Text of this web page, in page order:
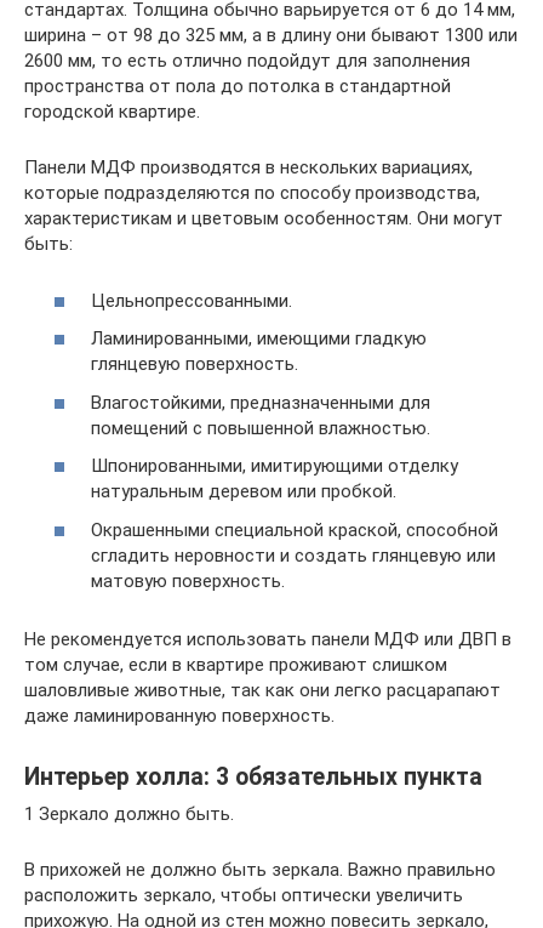
стандартах. Толщина обычно варьируется от 6 до 14 мм,
ширина – от 98 до 325 мм, а в длину они бывают 1300 или
2600 мм, то есть отлично подойдут для заполнения
пространства от пола до потолка в стандартной
городской квартире.
Панели МДФ производятся в нескольких вариациях,
которые подразделяются по способу производства,
характеристикам и цветовым особенностям. Они могут
быть:
Цельнопрессованными.
Ламинированными, имеющими гладкую
глянцевую поверхность.
Влагостойкими, предназначенными для
помещений с повышенной влажностью.
Шпонированными, имитирующими отделку
натуральным деревом или пробкой.
Окрашенными специальной краской, способной
сгладить неровности и создать глянцевую или
матовую поверхность.
Не рекомендуется использовать панели МДФ или ДВП в
том случае, если в квартире проживают слишком
шаловливые животные, так как они легко расцарапают
даже ламинированную поверхность.
Интерьер холла: 3 обязательных пункта
1 Зеркало должно быть.
В прихожей не должно быть зеркала. Важно правильно
расположить зеркало, чтобы оптически увеличить
прихожую. На одной из стен можно повесить зеркало,